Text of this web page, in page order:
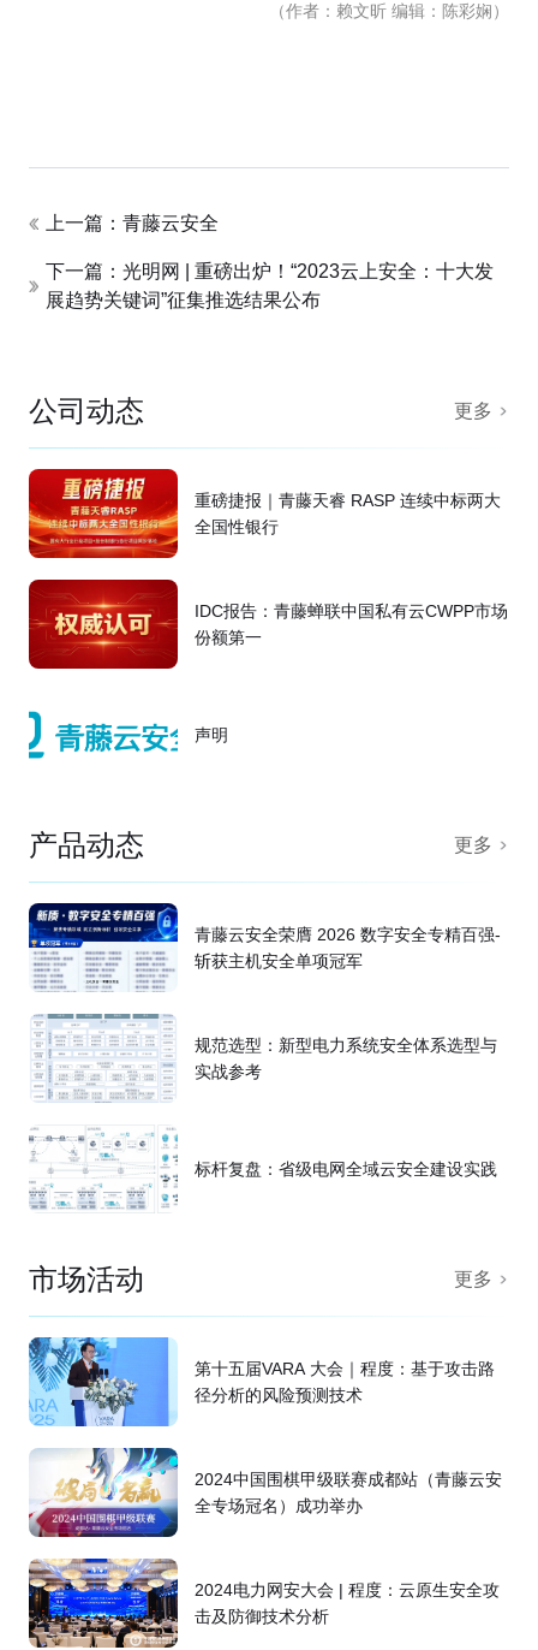
（作者：赖文昕 编辑：陈彩娴）
上一篇：青藤云安全
下一篇：光明网 | 重磅出炉！“2023云上安全：十大发
展趋势关键词”征集推选结果公布
公司动态 更多
重磅捷报｜青藤天睿 RASP 连续中标两大
全国性银行
IDC报告：青藤蝉联中国私有云CWPP市场
份额第一
声明
产品动态 更多
青藤云安全荣膺 2026 数字安全专精百强-
斩获主机安全单项冠军
规范选型：新型电力系统安全体系选型与
实战参考
标杆复盘：省级电网全域云安全建设实践
市场活动 更多
第十五届VARA 大会｜程度：基于攻击路
径分析的风险预测技术
2024中国围棋甲级联赛成都站（青藤云安
全专场冠名）成功举办
2024电力网安大会 | 程度：云原生安全攻
击及防御技术分析